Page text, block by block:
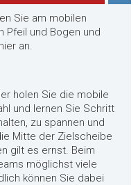
Sie am mobilen
Pfeil und Bogen und
an.
holen Sie die mobile
und lernen Sie Schritt
zu spannen und
Mitte der Zielscheibe
gilt es ernst. Beim
möglichst viele
können Sie dabei